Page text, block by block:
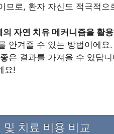
므로, 환자 자신도 적극적으
자연 치유 메커니즘을 활
안겨줄 수 있는 방법이에
은 결과를 가져올 수 있답
요!
치료 비용 비교